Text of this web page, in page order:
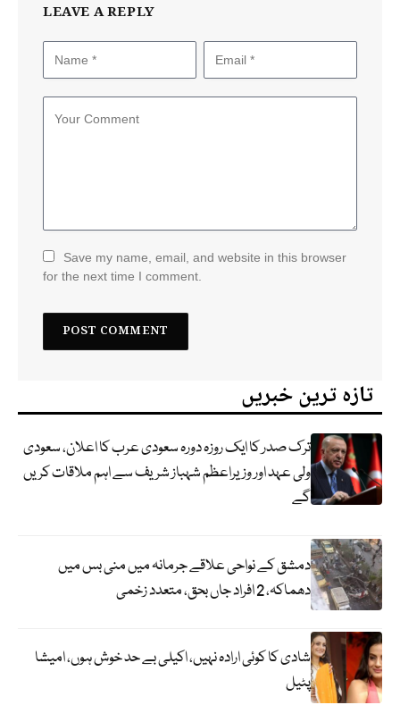
LEAVE A REPLY
Save my name, email, and website in this browser
for the next time I comment.
تازہ ترین خبریں
ترک صدر کا ایک روزہ دورہ سعودی عرب کا اعلان، سعودی
ولی عہد اور وزیراعظم شہباز شریف سے اہم ملاقات کریں
گے
دمشق کے نواحی علاقے جرمانہ میں منی بس میں
دھماکہ، 2 افراد جاں بحق، متعدد زخمی
شادی کا کوئی ارادہ نہیں، اکیلی بے حد خوش ہوں، امیشا
پٹیل